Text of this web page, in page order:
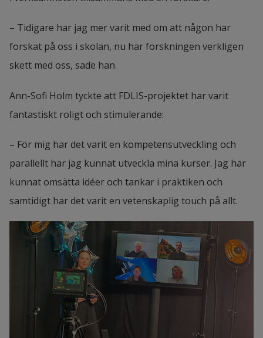
Halmstads kommun
VR i undervisningen. Anniqa Lagergren,
Högskolan i Halmstad, och Lèv Grünberg,
Kungsbacka kommun (med flera
presentatörer).
– Tidigare har jag mer varit med om att någon har
forskat på oss i skolan, nu har forskningen verkligen
skett med oss, sade han.
Ann-Sofi Holm tyckte att FDLIS-projektet har varit
fantastiskt roligt och stimulerande:
– För mig har det varit en kompetensutveckling och
parallellt har jag kunnat utveckla mina kurser. Jag har
kunnat omsätta idéer och tankar i praktiken och
samtidigt har det varit en vetenskaplig touch på allt.